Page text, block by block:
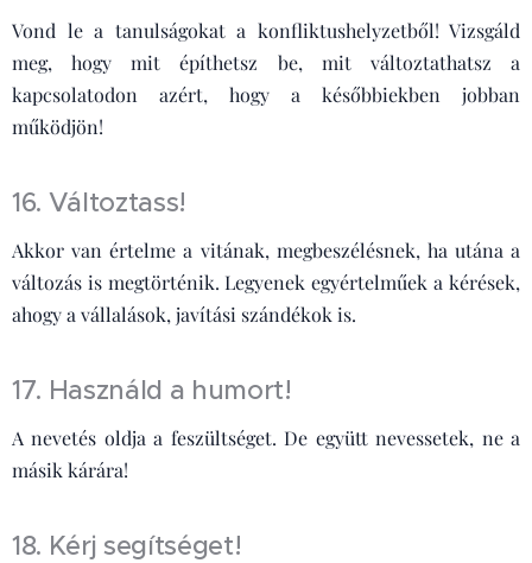
Vond le a tanulságokat a konfliktushelyzetből! Vizsgáld
meg, hogy mit építhetsz be, mit változtathatsz a
kapcsolatodon azért, hogy a későbbiekben jobban
működjön!
16. Változtass!
Akkor van értelme a vitának, megbeszélésnek, ha utána a
változás is megtörténik. Legyenek egyértelműek a kérések,
ahogy a vállalások, javítási szándékok is.
17. Használd a humort!
A nevetés oldja a feszültséget. De együtt nevessetek, ne a
másik kárára!
18. Kérj segítséget!